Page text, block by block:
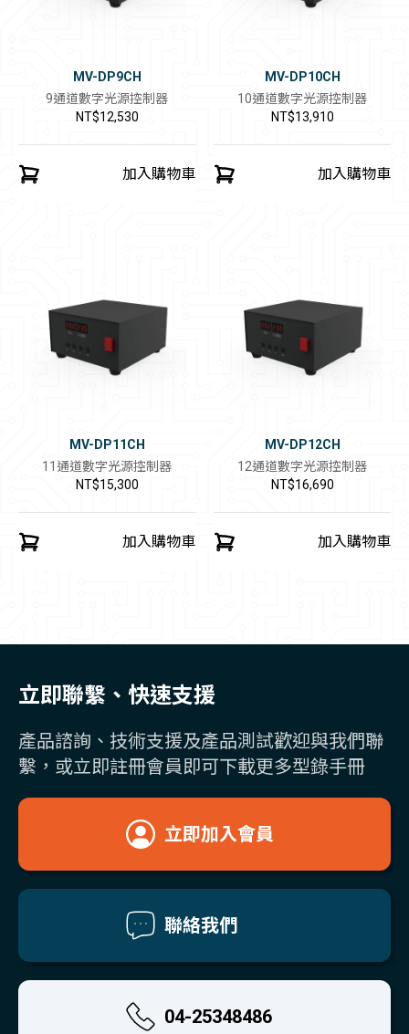
MV-DP9CH
9通道數字光源控制器
NT$12,530
加入購物車
MV-DP10CH
10通道數字光源控制器
NT$13,910
加入購物車
MV-DP11CH
11通道數字光源控制器
NT$15,300
加入購物車
MV-DP12CH
12通道數字光源控制器
NT$16,690
加入購物車
立即聯繫、快速支援
產品諮詢、技術支援及產品測試歡迎與我們聯
繫，或立即註冊會員即可下載更多型錄手冊
立即加入會員
聯絡我們
04-25348486